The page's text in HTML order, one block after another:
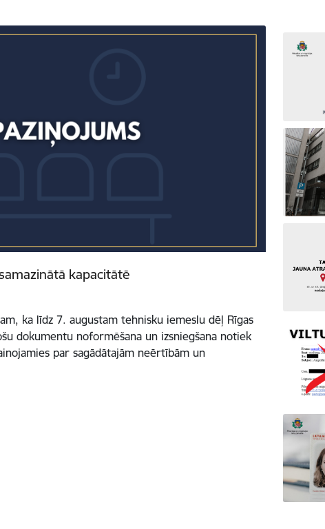
kapacitātē
ka līdz 7. augustam tehnisku iemeslu dēļ Rīgas
dokumentu noformēšana un izsniegšana notiek
par sagādātajām neērtībām un